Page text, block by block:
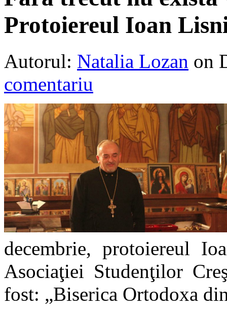
Protoiereul Ioan
Autorul: Natalia Lozan on
comentariu
decembrie, protoiereul
Asociaţiei Studenţilor
fost: „Biserica Ortodoxa